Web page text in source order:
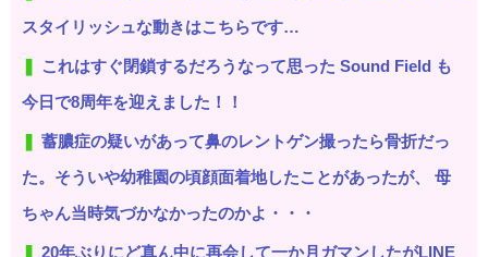
スタイリッシュな動きはこちらです…
これはすぐ閉鎖するだろうなって思った Sound Field も
今日で8周年を迎えました！！
蓄膿症の疑いがあって鼻のレントゲン撮ったら骨折だっ
た。そういや幼稚園の頃顔面着地したことがあったが、 母
ちゃん当時気づかなかったのかよ・・・
20年ぶりにど真ん中に再会して一か月ガマンしたがLINE